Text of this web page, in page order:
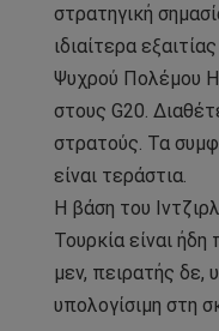
στρατηγική
ιδιαίτερα
Ψυχρού Πολέμου
στους G20.
στρατούς. Τα
είναι τεράστια.
Η βάση του
Τουρκία είναι
μεν, πειρατής δε,
υπολογίσιμη στη